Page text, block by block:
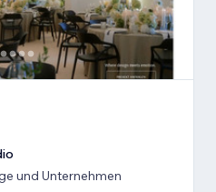
und Unternehmen